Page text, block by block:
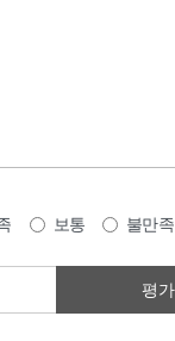
보통 불만족